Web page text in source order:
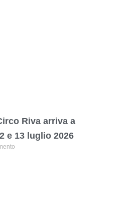
Riva arriva a
e 13 luglio 2026